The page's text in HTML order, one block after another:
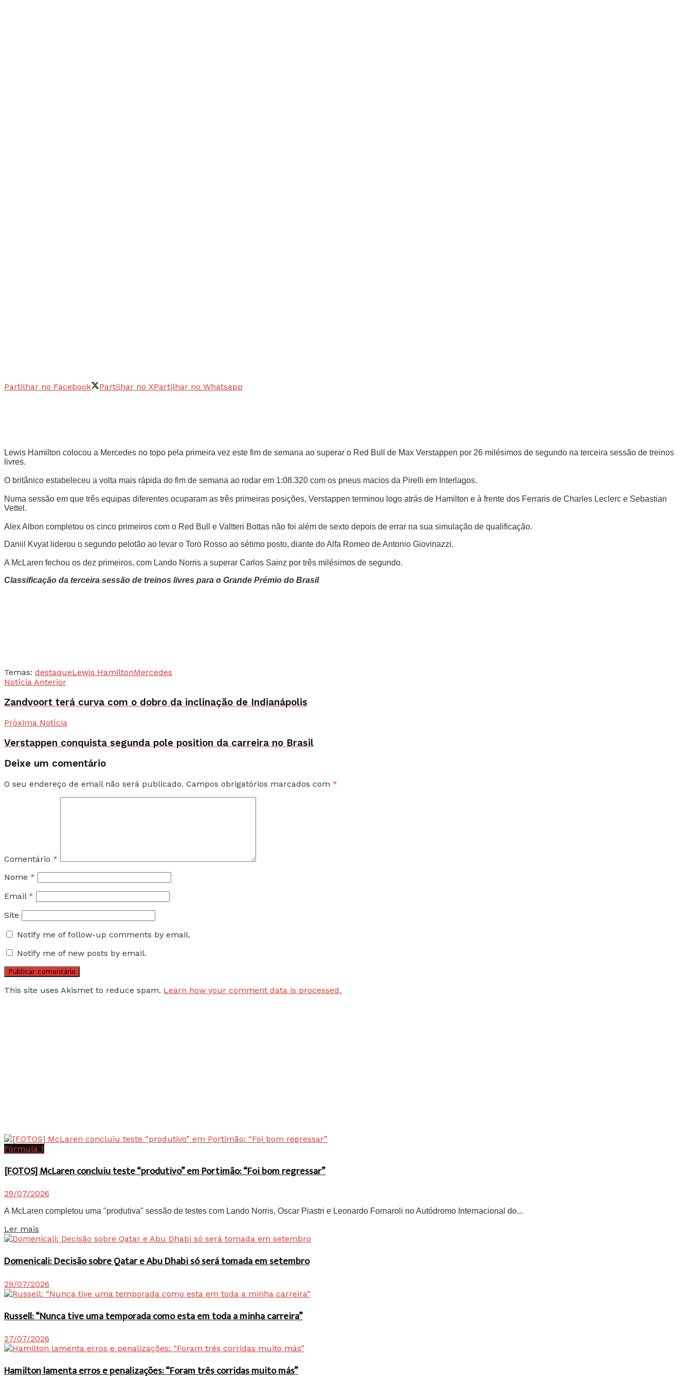
Partilhar no Facebook Partilhar no XPartilhar no Whatsapp
Lewis Hamilton colocou a Mercedes no topo pela primeira vez este fim de semana ao superar o Red Bull de Max Verstappen por 26 milésimos de segundo na terceira sessão de treinos
livres.
O britânico estabeleceu a volta mais rápida do fim de semana ao rodar em 1:08.320 com os pneus macios da Pirelli em Interlagos.
Numa sessão em que três equipas diferentes ocuparam as três primeiras posições, Verstappen terminou logo atrás de Hamilton e à frente dos Ferraris de Charles Leclerc e Sebastian
Vettel.
Alex Albon completou os cinco primeiros com o Red Bull e Valtteri Bottas não foi além de sexto depois de errar na sua simulação de qualificação.
Daniil Kvyat liderou o segundo pelotão ao levar o Toro Rosso ao sétimo posto, diante do Alfa Romeo de Antonio Giovinazzi.
A McLaren fechou os dez primeiros, com Lando Norris a superar Carlos Sainz por três milésimos de segundo.
Classificação da terceira sessão de treinos livres para o Grande Prémio do Brasil
Temas: destaqueLewis HamiltonMercedes
Notícia Anterior
Zandvoort terá curva com o dobro da inclinação de Indianápolis
Próxima Notícia
Verstappen conquista segunda pole position da carreira no Brasil
Deixe um comentário
O seu endereço de email não será publicado. Campos obrigatórios marcados com *
Comentário *
Nome *
Email *
Site
Notify me of follow-up comments by email.
Notify me of new posts by email.
This site uses Akismet to reduce spam. Learn how your comment data is processed.
Fórmula 1
[FOTOS] McLaren concluiu teste “produtivo” em Portimão: “Foi bom regressar”
29/07/2026
A McLaren completou uma "produtiva" sessão de testes com Lando Norris, Oscar Piastri e Leonardo Fornaroli no Autódromo Internacional do...
Ler mais
Domenicali: Decisão sobre Qatar e Abu Dhabi só será tomada em setembro
29/07/2026
Russell: “Nunca tive uma temporada como esta em toda a minha carreira”
27/07/2026
Hamilton lamenta erros e penalizações: “Foram três corridas muito más”